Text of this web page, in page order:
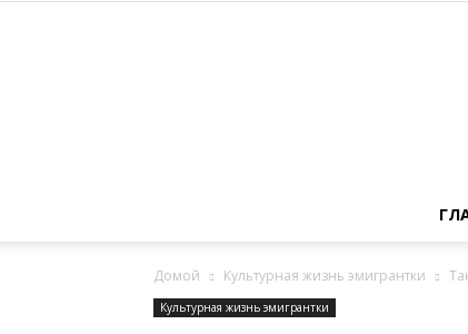
Домой Культурная жизнь эмигрантки
Культурная жизнь эмигрантки